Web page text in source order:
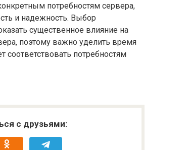
потребностям сервера,
и надежность. Выбор
существенное влияние на
поэтому важно уделить время
потребностям
с друзьями: